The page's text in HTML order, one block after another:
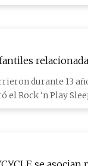
durante 13
el Rock 'n Play